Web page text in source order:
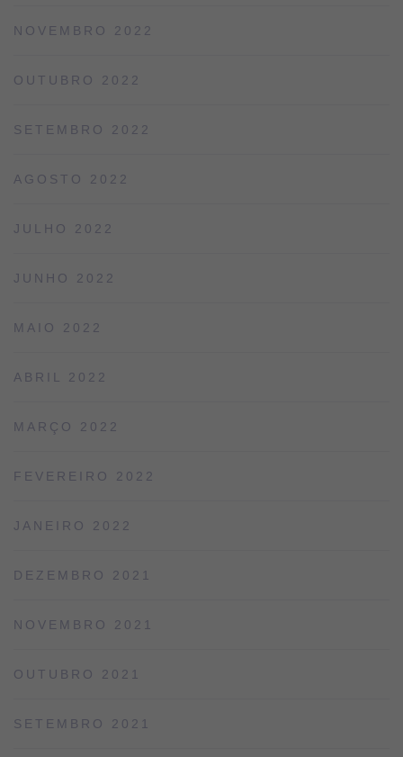
NOVEMBRO 2022
OUTUBRO 2022
SETEMBRO 2022
AGOSTO 2022
JULHO 2022
JUNHO 2022
MAIO 2022
ABRIL 2022
MARÇO 2022
FEVEREIRO 2022
JANEIRO 2022
DEZEMBRO 2021
NOVEMBRO 2021
OUTUBRO 2021
SETEMBRO 2021